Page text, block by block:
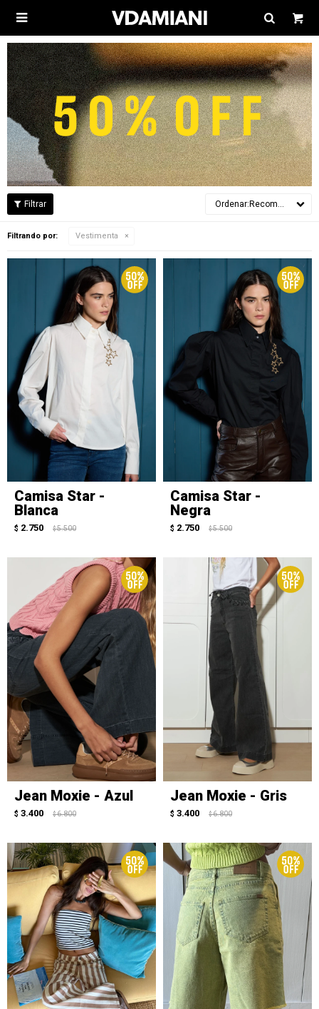

Recomendados
Filtrando por: Vestimenta
Camisa Star -
Blanca
$ 2.750 $ 5.500
Camisa Star -
Negra
$ 2.750 $ 5.500
Jean Moxie - Azul
$ 3.400 $ 6.800
Jean Moxie - Gris
$ 3.400 $ 6.800